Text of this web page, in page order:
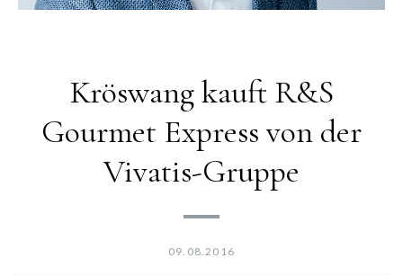
Kröswang kauft R&S
Gourmet Express von der
Vivatis-Gruppe
09.08.2016